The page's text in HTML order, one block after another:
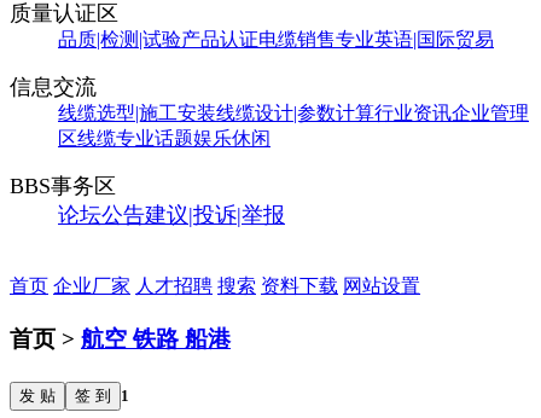
质量认证区
品质|检测|试验产品认证电缆销售专业英语|国际贸易
信息交流
线缆选型|施工安装线缆设计|参数计算行业资讯企业管理
区线缆专业话题娱乐休闲
BBS事务区
论坛公告建议|投诉|举报
首页 企业厂家 人才招聘 搜索 资料下载 网站设置
首页 > 航空 铁路 船港
发 贴 签 到 1